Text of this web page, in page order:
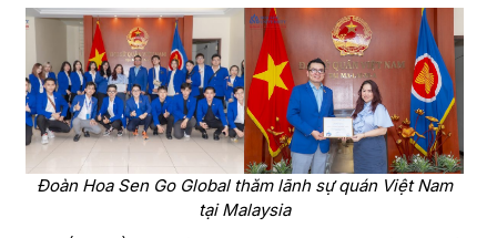
Đoàn Hoa Sen Go Global thăm lãnh sự quán Việt Nam
tại Malaysia